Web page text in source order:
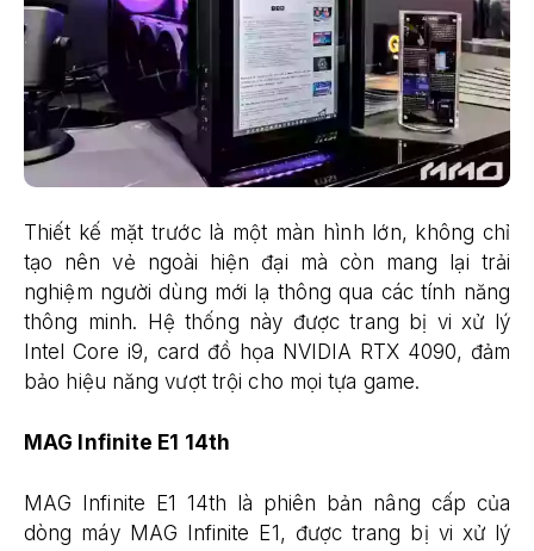
Thiết kế mặt trước là một màn hình lớn, không chỉ
tạo nên vẻ ngoài hiện đại mà còn mang lại trải
nghiệm người dùng mới lạ thông qua các tính năng
thông minh. Hệ thống này được trang bị vi xử lý
Intel Core i9, card đồ họa NVIDIA RTX 4090, đảm
bảo hiệu năng vượt trội cho mọi tựa game.
MAG Infinite E1 14th
MAG Infinite E1 14th là phiên bản nâng cấp của
dòng máy MAG Infinite E1, được trang bị vi xử lý